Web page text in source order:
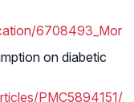
on diabetic
PMC5894151/